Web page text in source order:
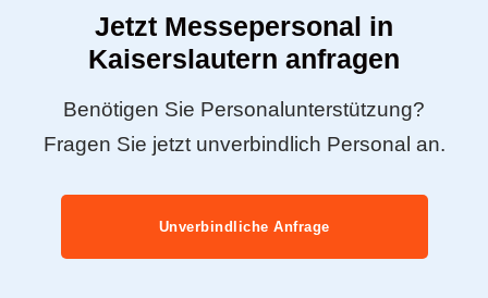
Jetzt Messepersonal in
Kaiserslautern anfragen
Benötigen Sie Personalunterstützung?
Fragen Sie jetzt unverbindlich Personal an.
Unverbindliche Anfrage